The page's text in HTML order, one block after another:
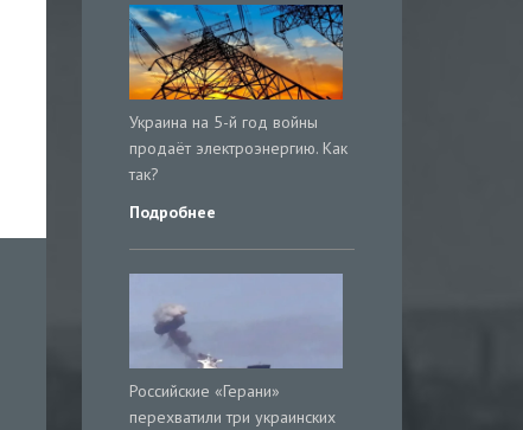
Украина на 5-й год войны
продаёт электроэнергию. Как
так?
Подробнее
Российские «Герани»
перехватили три украинских